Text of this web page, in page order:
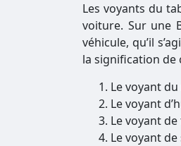
Les voyants du
voiture. Sur une
véhicule, qu’il
la signification de
Le voyant
Le voyant
Le voyant
Le voyant